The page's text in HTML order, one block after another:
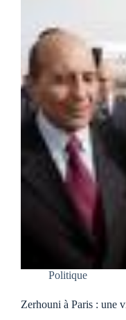
Politique
Zerhouni à Paris : une